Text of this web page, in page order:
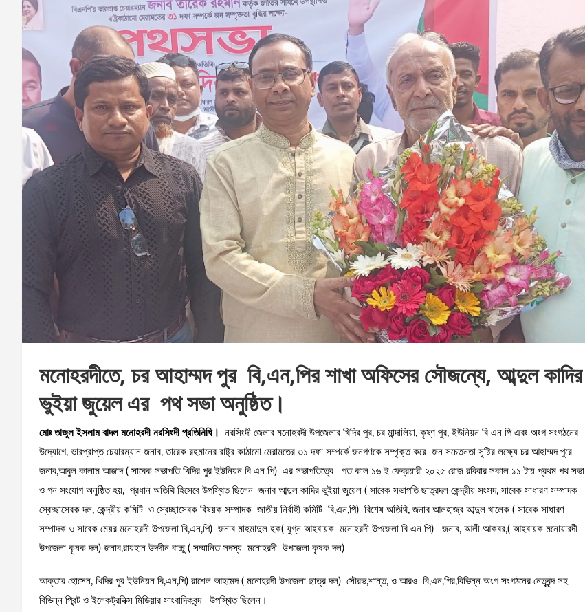
মনোহরদীতে, চর আহাম্মদ পুর বি,এন,পির শাখা অফিসের সৌজন্যে, আব্দুল কাদির
ভুইয়া জুয়েল এর পথ সভা অনুষ্ঠিত।
মোঃ তাজুল ইসলাম বাদল মনোহরদী নরসিংদী প্রতিনিধি।
নরসিংদী জেলার মনোহরদী উপজেলার খিদির পুর, চর মান্দালিয়া, কৃষ্ণ পুর, ইউনিয়ন বি এন পি এবং অংগ সংগঠনের
উদ্যোগে, ভারপ্রাপ্ত চেয়ারম্যান জনাব, তারেক রহমানের রাষ্ট্র কাঠামো মেরামতের ৩১ দফা সম্পর্কে জনগণকে সম্পৃক্ত করে জন সচেতনতা সৃষ্টির লক্ষ্যে চর আহাম্মদ পুরে
জনাব,আবুল কালাম আজাদ ( সাবেক সভাপতি খিদির পুর ইউনিয়ন বি এন পি) এর সভাপতিত্বে গত কাল ১৬ ই ফেব্রয়ারী ২০২৫ রোজ রবিবার সকাল ১১ টায় প্রথম পথ সভা
ও গন সংযোগ অনুষ্ঠিত হয়, প্রধান অতিথি হিসেবে উপস্থিত ছিলেন জনাব আব্দুল কাদির ভুইয়া জুয়েল ( সাবেক সভাপতি ছাত্রদল কেন্দ্রীয় সংসদ, সাবেক সাধারণ সম্পাদক
স্বেচ্ছাসেবক দল, কেন্দ্রীয় কমিটি ও স্বেচ্ছাসেবক বিষয়ক সম্পাদক জাতীয় নির্বাহী কমিটি বি,এন,পি) বিশেষ অতিথি, জনাব আলহাজ্ব আব্দুল খালেক ( সাবেক সাধারণ
সম্পাদক ও সাবেক মেয়র মনোহরদী উপজেলা বি,এন,পি) জনাব মাহমাদুল হক( যুগ্ন আহবায়ক মনোহরদী উপজেলা বি এন পি) জনাব, আলী আকবর,( আহবায়ক মনোয়ারদী
উপজেলা কৃষক দল) জনাব,রায়হান উদদীন বাচ্চু ( সম্মানিত সদস্য মনোহরদী উপজেলা কৃষক দল)
আক্তার হোসেন, খিদির পুর ইউনিয়ন বি,এন,পি) রাশেল আহমেদ ( মনোহরদী উপজেলা ছাত্র দল) সৌরভ,শান্ত, ও আরও বি,এন,পির,বিভিন্ন অংগ সংগঠনের নেতৃবৃন্দ সহ
বিভিন্ন প্রিন্ট ও ইলেকট্রনিক্স মিডিয়ার সাংবাদিকবৃন্দ উপস্থিত ছিলেন।